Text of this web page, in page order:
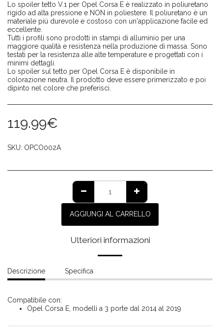
Lo spoiler tetto V.1 per Opel Corsa E è realizzato in poliuretano
rigido ad alta pressione e NON in poliestere. Il poliuretano è un
materiale più durevole e costoso con un'applicazione facile ed
eccellente.
Tutti i profili sono prodotti in stampi di alluminio per una
maggiore qualità e resistenza nella produzione di massa. Sono
testati per la resistenza alle alte temperature e progettati con i
minimi dettagli.
Lo spoiler sul tetto per Opel Corsa E è disponibile in
colorazione neutra. Il prodotto deve essere primerizzato e poi
dipinto nel colore che preferisci.
119.99€
SKU: OPCO002A
AGGIUNGI AL CARRELLO
Ulteriori informazioni
Descrizione Specifica
Compatibile con:
Opel Corsa E, modelli a 3 porte dal 2014 al 2019